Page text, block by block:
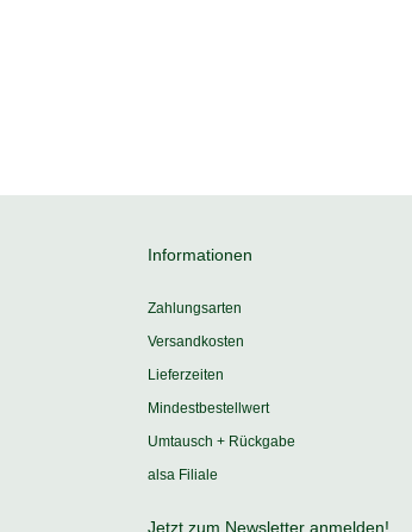
Informationen
Zahlungsarten
Versandkosten
Lieferzeiten
Mindestbestellwert
Umtausch + Rückgabe
alsa Filiale
Jetzt zum Newsletter anmelden!